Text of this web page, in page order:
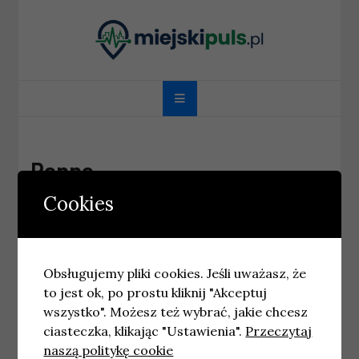
miejskipuls.pl
Panna
Cookies
Obsługujemy pliki cookies. Jeśli uważasz, że
to jest ok, po prostu kliknij "Akceptuj
wszystko". Możesz też wybrać, jakie chcesz
ciasteczka, klikając "Ustawienia". Przeczytaj
naszą politykę cookie